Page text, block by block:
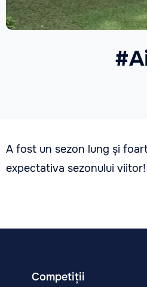
A fost un sezon lung și
expectativa sezonului viitor!
Competiții